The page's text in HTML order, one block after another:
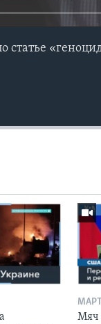
статье
МАРТ
Мяч